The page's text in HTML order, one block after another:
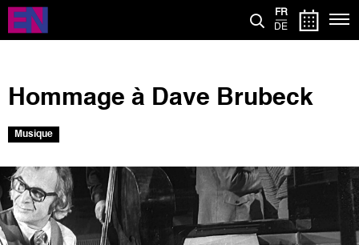
Aller
contenu
FR
DE
Hommage à Dave Brubeck
Musique
Image